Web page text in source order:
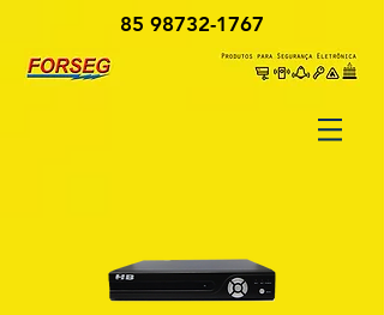
85 98732-1767